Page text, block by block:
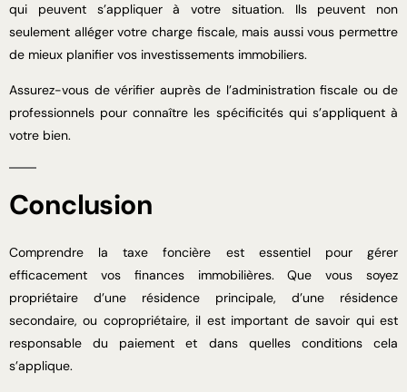
qui peuvent s’appliquer à votre situation. Ils peuvent non
seulement alléger votre charge fiscale, mais aussi vous permettre
de mieux planifier vos investissements immobiliers.
Assurez-vous de vérifier auprès de l’administration fiscale ou de
professionnels pour connaître les spécificités qui s’appliquent à
votre bien.
Conclusion
Comprendre la taxe foncière est essentiel pour gérer
efficacement vos finances immobilières. Que vous soyez
propriétaire d’une résidence principale, d’une résidence
secondaire, ou copropriétaire, il est important de savoir qui est
responsable du paiement et dans quelles conditions cela
s’applique.